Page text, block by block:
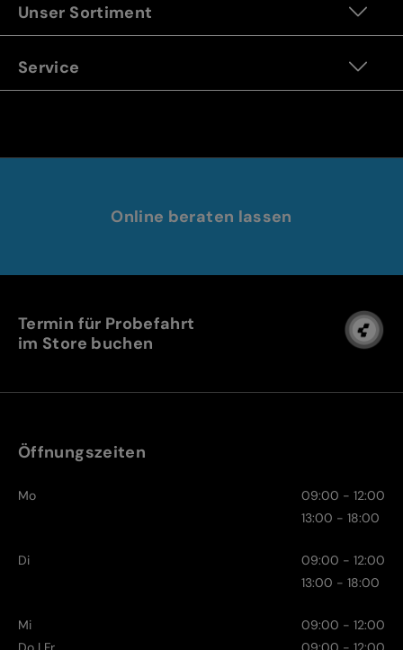
Unser Sortiment
Service
Online beraten lassen
Termin für Probefahrt
im Store buchen
Öffnungszeiten
Mo
09:00 - 12:00
13:00 - 18:00
Di
09:00 - 12:00
13:00 - 18:00
Mi
09:00 - 12:00